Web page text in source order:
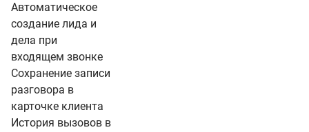
Автоматическое
создание лида и
дела при
входящем звонке
Сохранение записи
разговора в
карточке клиента
История вызовов в